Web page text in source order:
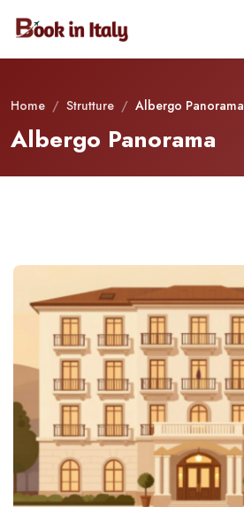
Home / Strutture / Albergo Panorama
Albergo Panorama